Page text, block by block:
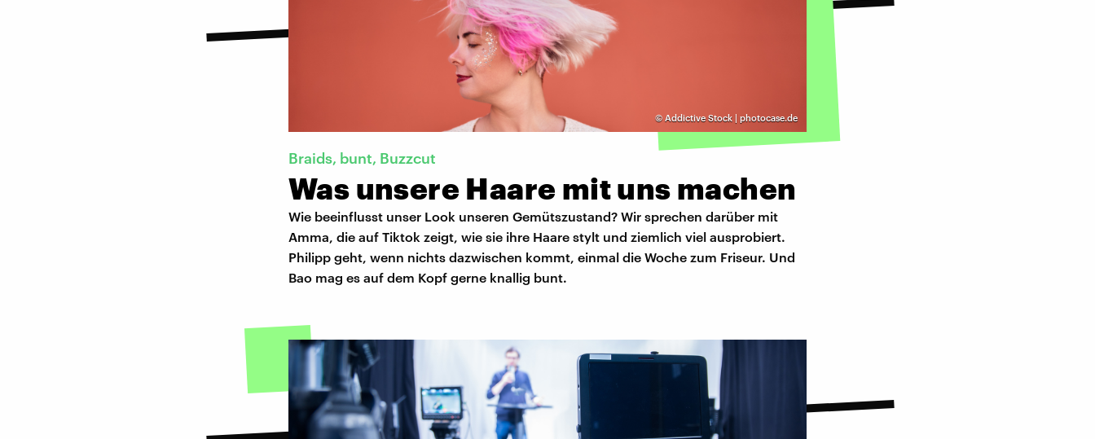
© Addictive Stock | photocase.de
Braids, bunt, Buzzcut
Was unsere Haare mit uns machen
Wie beeinflusst unser Look unseren Gemütszustand? Wir sprechen darüber mit
Amma, die auf Tiktok zeigt, wie sie ihre Haare stylt und ziemlich viel ausprobiert.
Philipp geht, wenn nichts dazwischen kommt, einmal die Woche zum Friseur. Und
Bao mag es auf dem Kopf gerne knallig bunt.